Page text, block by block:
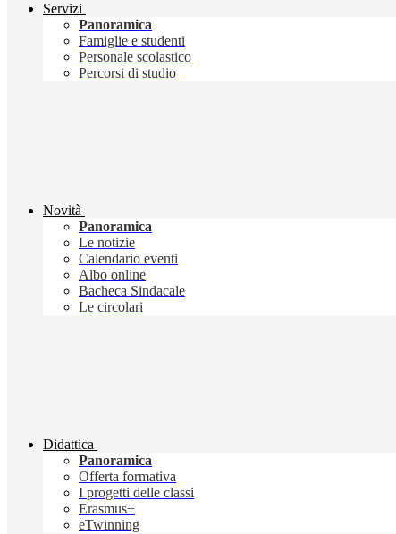
Servizi
Panoramica
Famiglie e studenti
Personale scolastico
Percorsi di studio
Novità
Panoramica
Le notizie
Calendario eventi
Albo online
Bacheca Sindacale
Le circolari
Didattica
Panoramica
Offerta formativa
I progetti delle classi
Erasmus+
eTwinning